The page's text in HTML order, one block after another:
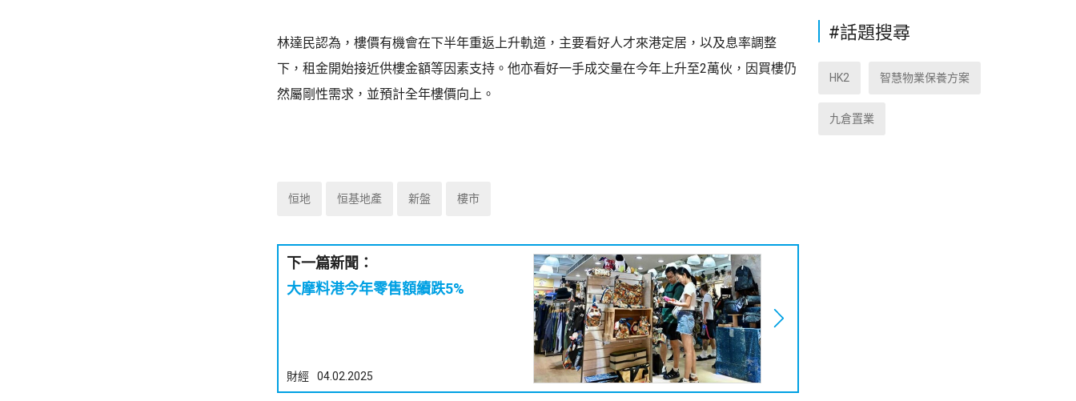
林達民認為，樓價有機會在下半年重返上升軌道，主要看好人才來港定居，以及息率調整
下，租金開始接近供樓金額等因素支持。他亦看好一手成交量在今年上升至2萬伙，因買樓仍
然屬剛性需求，並預計全年樓價向上。
恒地 恒基地產 新盤 樓市
下一篇新聞：
大摩料港今年零售額續跌5%
財經 04.02.2025
#話題搜尋
HK2 智慧物業保養方案
九倉置業